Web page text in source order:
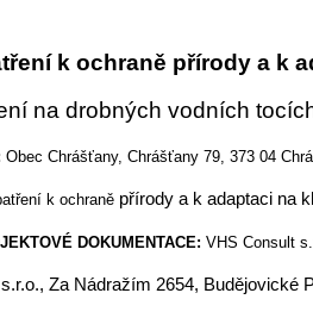
k ochraně přírody a k
na drobných vodních
Obec Chrášťany, Chrášťany 79, 373 04
k ochraně přírody a k adaptaci na
DOKUMENTACE: VHS Consult
s.r.o., Za Nádražím 2654, Budějovické